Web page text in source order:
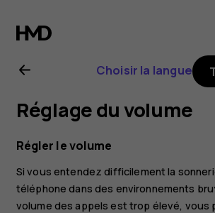
Guide
de
l'utilisateur
Nokia
G21
Choisir la langue
Réglage du volume
Régler le volume
Si vous entendez difficilement la
téléphone dans des environnements
volume des appels est trop élevé, vous